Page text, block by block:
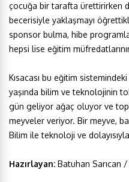
çocuğa bir tarafta ürettirirken
becerisiyle yaklaşmayı
sponsor bulma, hibe
hepsi lise eğitim
Kısacası bu eğitim
yaşında bilim ve teknolojinin
gün geliyor ağaç oluyor ve
meyveler veriyor. Bir meyve,
Bilim ile teknoloji ve
Hazırlayan: Batuhan Sarıcan /